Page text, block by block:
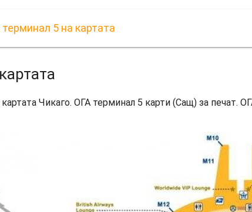
5 на картата
Чикаго. ОГА терминал 5 карти (Сащ) за печат.